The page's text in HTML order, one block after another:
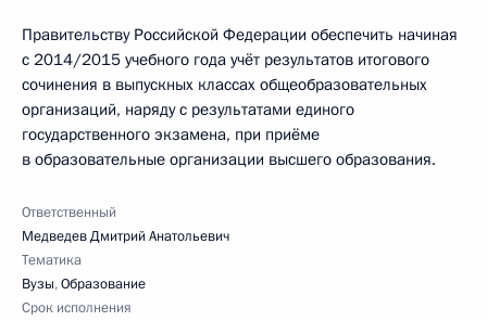
Правительству Российской Федерации обеспечить начиная
с 2014/2015 учебного года учёт результатов итогового
сочинения в выпускных классах общеобразовательных
организаций, наряду с результатами единого
государственного экзамена, при приёме
в образовательные организации высшего образования.
Ответственный
Медведев Дмитрий Анатольевич
Тематика
Вузы,Образование
Срок исполнения